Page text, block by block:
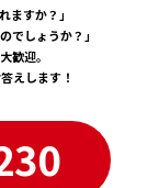
2 . February
1 . January
3 . March
ますか？」
でしょうか？」
歓迎。
えします！